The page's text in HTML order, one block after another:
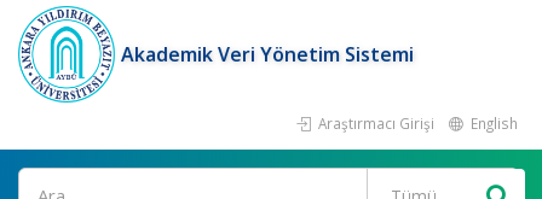
Akademik Veri Yönetim Sistemi
Araştırmacı Girişi English
Ara